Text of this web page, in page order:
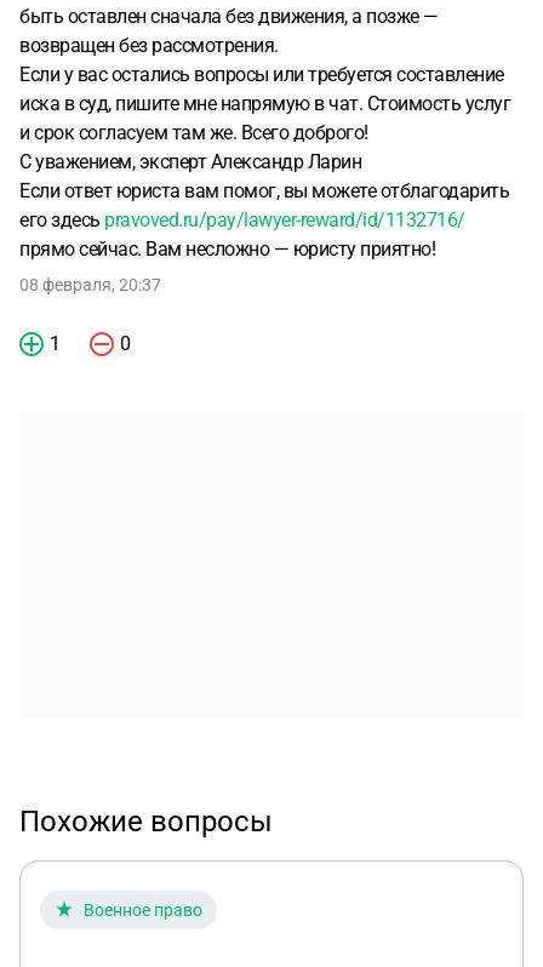
быть оставлен сначала без движения, а позже —
возвращен без рассмотрения.
Если у вас остались вопросы или требуется составление
иска в суд, пишите мне напрямую в чат. Стоимость услуг
и срок согласуем там же. Всего доброго!
С уважением, эксперт Александр Ларин
Если ответ юриста вам помог, вы можете отблагодарить
его здесь pravoved.ru/pay/lawyer-reward/id/1132716/
прямо сейчас. Вам несложно — юристу приятно!
08 февраля, 20:37
1 0
Похожие вопросы
Военное право